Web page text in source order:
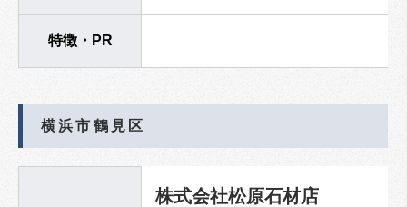
特徴・PR
横浜市鶴見区
株式会社松原石材店